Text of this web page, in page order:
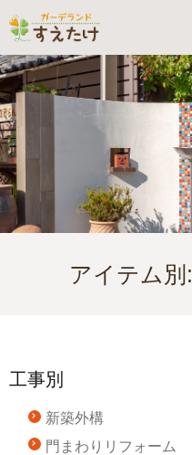
アイテム別:
工事別
新築外構
門まわりリフォーム